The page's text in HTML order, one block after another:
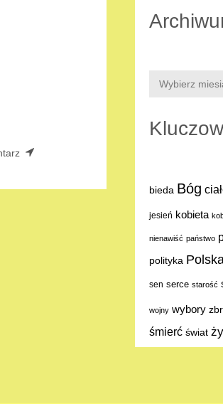
bieda Bóg
jesień kobieta
nienawiść państwo
polityka
sen serce starość
wojny wybory
śmierć świat